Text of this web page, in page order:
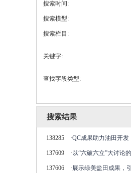
搜索时间:
搜索模型:
搜索栏目:
关键字:
查找字段类型:
搜索结果
138285 ·QC成果助力油田开发
137609 · 以“六破六立”大讨论
137606 ·展示绿美盐田成果，